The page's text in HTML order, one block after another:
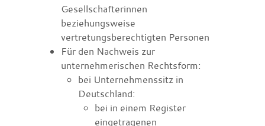
Gesellschafterinnen
beziehungsweise
vertretungsberechtigten Personen
Für den Nachweis zur
unternehmerischen Rechtsform:
bei Unternehmenssitz in
Deutschland:
bei in einem Register
eingetragenen